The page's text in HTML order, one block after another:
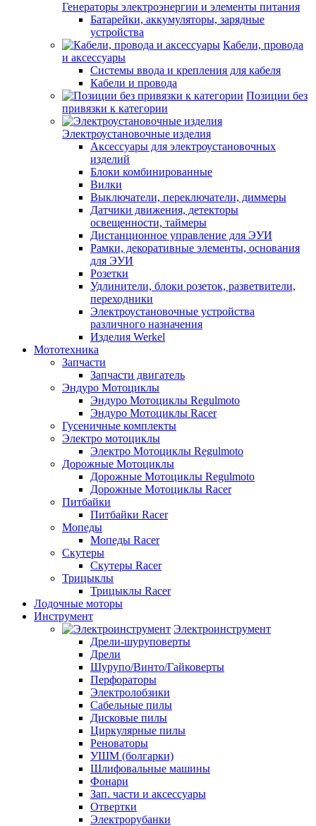
Генераторы электроэнергии и элементы питания
Батарейки, аккумуляторы, зарядные
устройства
Кабели, провода
и аксессуары
Системы ввода и крепления для кабеля
Кабели и провода
Позиции без
привязки к категории
Электроустановочные изделия
Аксессуары для электроустановочных
изделий
Блоки комбинированные
Вилки
Выключатели, переключатели, диммеры
Датчики движения, детекторы
освещенности, таймеры
Дистанционное управление для ЭУИ
Рамки, декоративные элементы, основания
для ЭУИ
Розетки
Удлинители, блоки розеток, разветвители,
переходники
Электроустановочные устройства
различного назначения
Изделия Werkel
Мототехника
Запчасти
Запчасти двигатель
Эндуро Мотоциклы
Эндуро Мотоциклы Regulmoto
Эндуро Мотоциклы Racer
Гусеничные комплекты
Электро мотоциклы
Электро Мотоциклы Regulmoto
Дорожные Мотоциклы
Дорожные Мотоциклы Regulmoto
Дорожные Мотоциклы Racer
Питбайки
Питбайки Racer
Мопеды
Мопеды Racer
Скутеры
Скутеры Racer
Трицыклы
Трицыклы Racer
Лодочные моторы
Инструмент
Электроинструмент
Дрели-шуруповерты
Дрели
Шурупо/Винто/Гайковерты
Перфораторы
Электролобзики
Сабельные пилы
Дисковые пилы
Циркулярные пилы
Реноваторы
УШМ (болгарки)
Шлифовальные машины
Фонари
Зап. части и аксессуары
Отвертки
Электрорубанки